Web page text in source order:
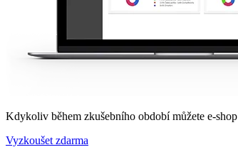
Kdykoliv během zkušebního období můžete e-shop
Vyzkoušet zdarma